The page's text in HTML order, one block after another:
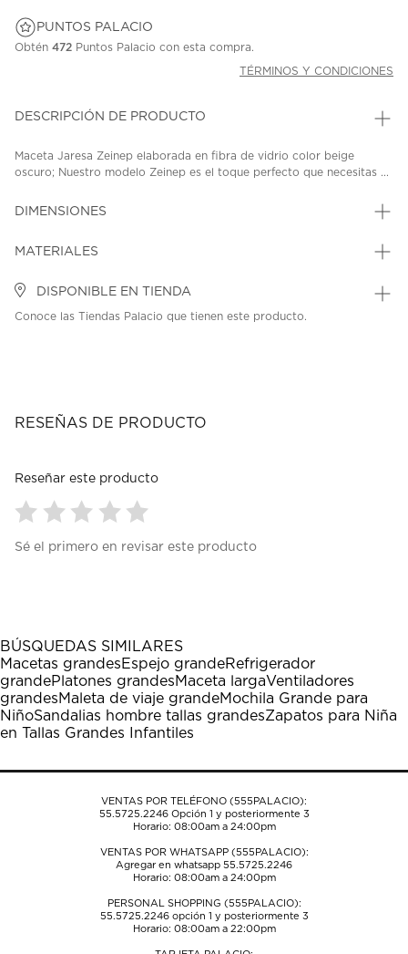
PUNTOS PALACIO
Obtén 472 Puntos Palacio con esta compra.
TÉRMINOS Y CONDICIONES
DESCRIPCIÓN DE PRODUCTO
Maceta Jaresa Zeinep elaborada en fibra de vidrio color beige
oscuro; Nuestro modelo Zeinep es el toque perfecto que necesitas ...
DIMENSIONES
MATERIALES
DISPONIBLE EN TIENDA
Conoce las Tiendas Palacio que tienen este producto.
RESEÑAS DE PRODUCTO
Reseñar este producto
para
1
estrella
Esta
acción
abrirá
el
formulario
envío.
para
estrellas.
Esta
acción
abrirá
el
formulario
envío.
para
estrellas.
Esta
acción
abrirá
el
formulario
envío.
para
estrellas.
Esta
acción
abrirá
el
formulario
envío.
para
estrellas.
Esta
acción
abrirá
el
formulario
envío.
Sé el primero en revisar este producto
BÚSQUEDAS SIMILARES
Macetas grandesEspejo grandeRefrigerador
grandePlatones grandesMaceta largaVentiladores
grandesMaleta de viaje grandeMochila Grande para
NiñoSandalias hombre tallas grandesZapatos para Niña
en Tallas Grandes Infantiles
VENTAS POR TELÉFONO (555PALACIO):
55.5725.2246Opción 1 y posteriormente 3
Horario: 08:00am a 24:00pm
VENTAS POR WHATSAPP (555PALACIO):
Agregar en whatsapp 55.5725.2246
Horario: 08:00am a 24:00pm
PERSONAL SHOPPING (555PALACIO):
55.5725.2246opción 1 y posteriormente 3
Horario: 08:00am a 22:00pm